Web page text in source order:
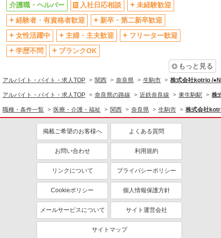
社会保険あり
産休・育休取得実績あり
退職金・財形貯蓄制度あり
各種手当（家族・役職・インセン
ティブなど）あり
制服貸与
研修制度あり
資格取得支援制度あり
医療・介護・福祉
介護職・ヘルパー
同じ特徴から求人を探す
未経験歓迎
ミドル（40代～）活躍中
ボーナス・賞与あり
車通勤OK
社会保険あり
産休・育休取得実績あり
介護職・ヘルパー 入社日応相談
未経験歓迎
経験者・有資格者歓迎
新卒・第二新卒歓迎
女性活躍中
主婦・主夫歓迎
フリーター歓迎
学歴不問
ブランクOK
もっと見る
アルバイト・バイト・求人TOP 関西 奈良県 生駒市 株式会社kotrio /
アルバイト・バイト・求人TOP 奈良県の路線 近鉄奈良線 東生駒駅 株
職種・条件一覧 医療・介護・福祉 関西 奈良県 生駒市 株式会社
掲載ご希望のお客様へ よくある質問
お問い合わせ 利用規約
リンクについて プライバシーポリシー
Cookieポリシー 個人情報保護方針
メールサービスについて サイト運営会社
サイトマップ